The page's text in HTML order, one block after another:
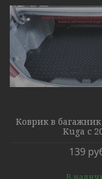
Коврик в
Kuga с
139
В